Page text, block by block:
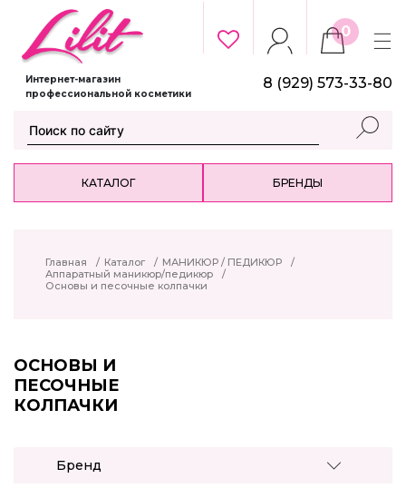
Интернет-магазин
профессиональной косметики
0
8 (929) 573-33-80
КАТАЛОГ БРЕНДЫ
Главная / Каталог / МАНИКЮР / ПЕДИКЮР
/
Аппаратный маникюр/педикюр
/
Основы и песочные колпачки
ОСНОВЫ И
ПЕСОЧНЫЕ
КОЛПАЧКИ
Бренд